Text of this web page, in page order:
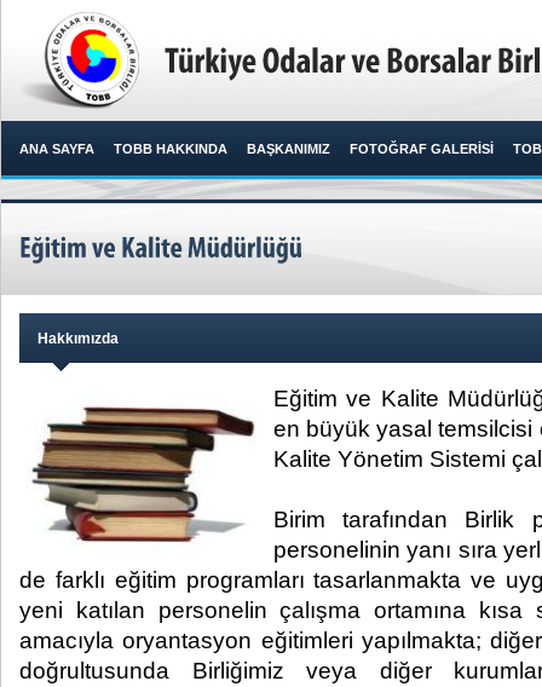
ANA SAYFA TOBB HAKKINDA BAŞKANIMIZ FOTOĞRAF GALERİSİ
Hakkımızda
Eğitim ve Kalite
en büyük yasal temsilcisi
Kalite Yönetim Sistemi
Birim tarafından Birlik
personelinin yanı sıra
de farklı eğitim programları tasarlanmakta ve
yeni katılan personelin çalışma ortamına kısa
amacıyla oryantasyon eğitimleri yapılmakta;
doğrultusunda Birliğimiz veya diğer